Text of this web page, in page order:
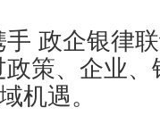
手 政企银律
政策、企业
机遇。